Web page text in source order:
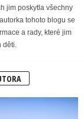
jim poskytla všechny
tohoto blogu se
a rady, které jim
děti.